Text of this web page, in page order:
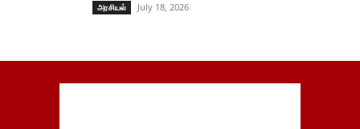
அரசியல் July 18, 2026